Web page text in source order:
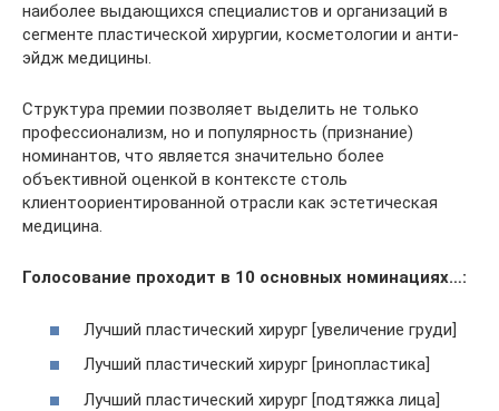
наиболее выдающихся специалистов и организаций в
сегменте пластической хирургии, косметологии и анти-
эйдж медицины.
Структура премии позволяет выделить не только
профессионализм, но и популярность (признание)
номинантов, что является значительно более
объективной оценкой в контексте столь
клиентоориентированной отрасли как эстетическая
медицина.
Голосование проходит в 10 основных номинациях…:
Лучший пластический хирург [увеличение груди]
Лучший пластический хирург [ринопластика]
Лучший пластический хирург [подтяжка лица]